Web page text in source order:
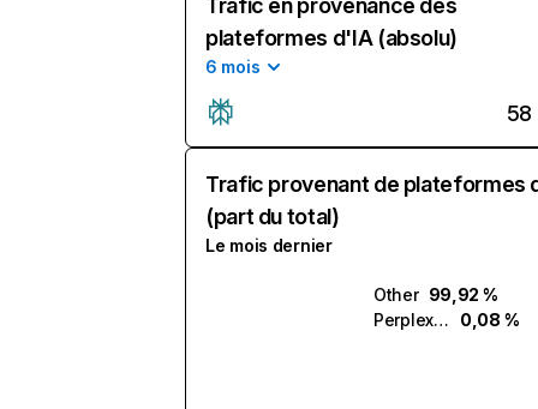
Trafic en provenance des
plateformes d'IA (absolu)
6 mois
58
Trafic provenant de plateformes
(part du total)
Le mois dernier
Other 99,92 %
Perplexity
0,08 %